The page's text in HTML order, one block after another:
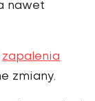
nawet
zapalenia
zmiany.